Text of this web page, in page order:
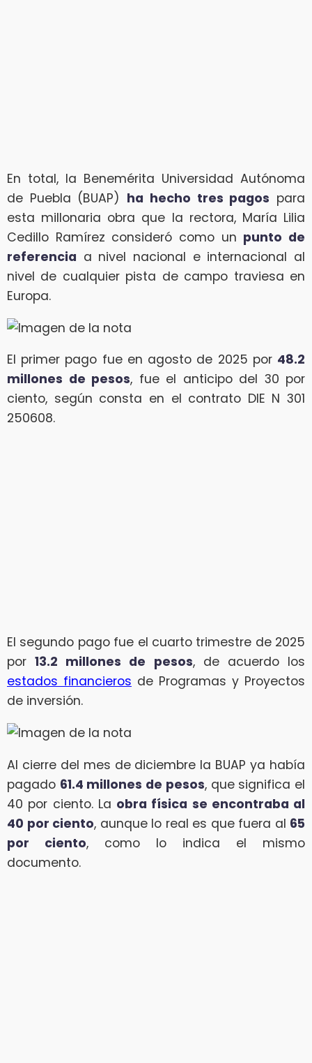
En total, la Benemérita Universidad Autónoma
de Puebla (BUAP) ha hecho tres pagos para
esta millonaria obra que la rectora, María Lilia
Cedillo Ramírez consideró como un punto de
referencia a nivel nacional e internacional al
nivel de cualquier pista de campo traviesa en
Europa.
El primer pago fue en agosto de 2025 por 48.2
millones de pesos, fue el anticipo del 30 por
ciento, según consta en el contrato DIE N 301
250608.
El segundo pago fue el cuarto trimestre de 2025
por13.2 millones de pesos, de acuerdo los
estados financieros de Programas y Proyectos
de inversión.
Al cierre del mes de diciembre la BUAP ya había
pagado 61.4 millones de pesos, que significa el
40 por ciento. La obra física se encontraba al
40 por ciento, aunque lo real es que fuera al 65
por ciento, como lo indica el mismo
documento.